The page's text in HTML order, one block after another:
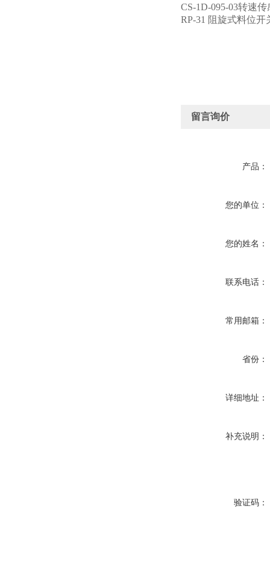
CS-1D-095-03转速传
RP-31 阻旋式料位开
留言询价
产品：
您的单位：
您的姓名：
联系电话：
常用邮箱：
省份：
详细地址：
补充说明：
验证码：